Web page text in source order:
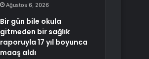
Ağustos 6, 2026
Bir gün bile okula
gitmeden bir sağlık
raporuyla 17 yıl boyunca
maaş aldı